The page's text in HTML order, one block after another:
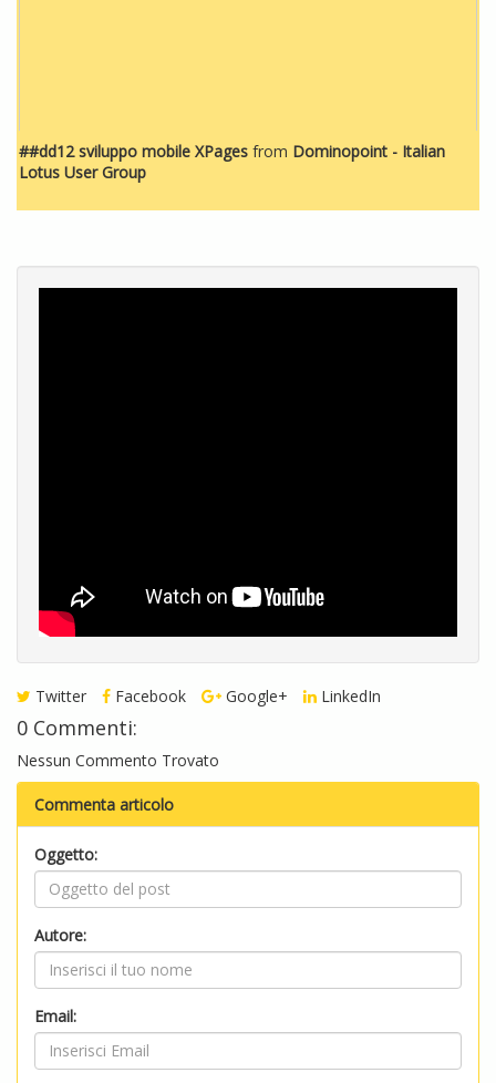
##dd12 sviluppo mobile XPages from Dominopoint - Italian
Lotus User Group
Twitter Facebook Google+ LinkedIn
0 Commenti:
Nessun Commento Trovato
Commenta articolo
Oggetto:
Autore:
Email: